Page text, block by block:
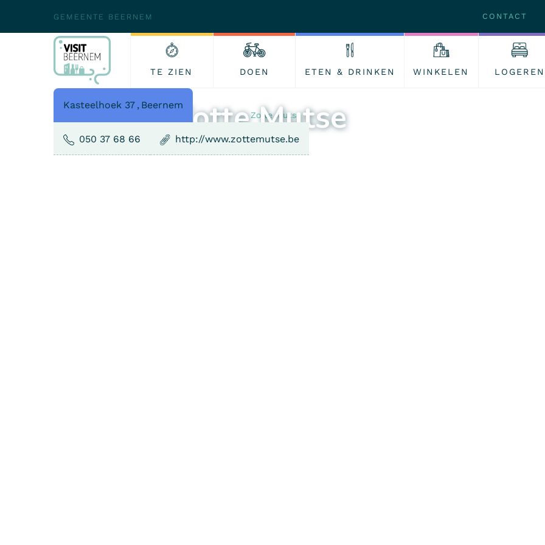
GEMEENTE BEERNEM CONTACT
TE ZIEN DOEN ETEN & DRINKEN WINKELEN LOGEREN
Restaurant › Zotte Mutse
Zotte Mutse
Kasteelhoek 37 , Beernem
050 37 68 66 http://www.zottemutse.be